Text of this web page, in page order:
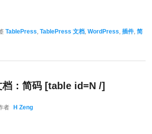
TablePress,TablePress 文档,WordPress,插件,简
：简码 [table id=N /]
者
H Zeng